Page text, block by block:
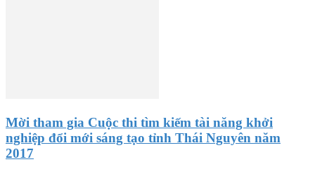
Mời tham gia Cuộc thi tìm kiếm tài năng khởi
nghiệp đổi mới sáng tạo tỉnh Thái Nguyên năm
2017